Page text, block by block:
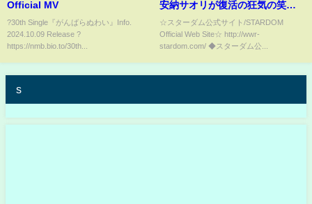
Official MV
?30th Single『がんばらぬわい』Info.
2024.10.09 Release ?
https://nmb.bio.to/30th...
安納サオリが復活の狂気の笑
顔！試合ハイライト 安納サオリ
＆なつぽい vs 岩田美香＆愛
海！-7.4後楽園ホール大会-
☆スターダム公式サイト/STARDOM
Official Web Site☆ http://wwr-
stardom.com/ ◆スターダム公...
s